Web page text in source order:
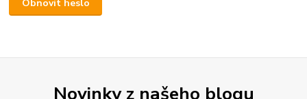
Obnovit heslo
Novinky z našeho blogu